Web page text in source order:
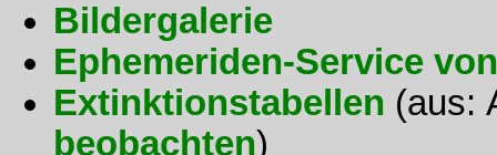
Bildergalerie
Ephemeriden-Service
Extinktionstabellen (aus:
beobachten)